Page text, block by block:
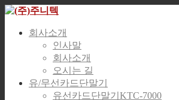
회사소개
인사말
회사소개
오시는 길
유/무선카드단말기
유선카드단말기KTC-7000